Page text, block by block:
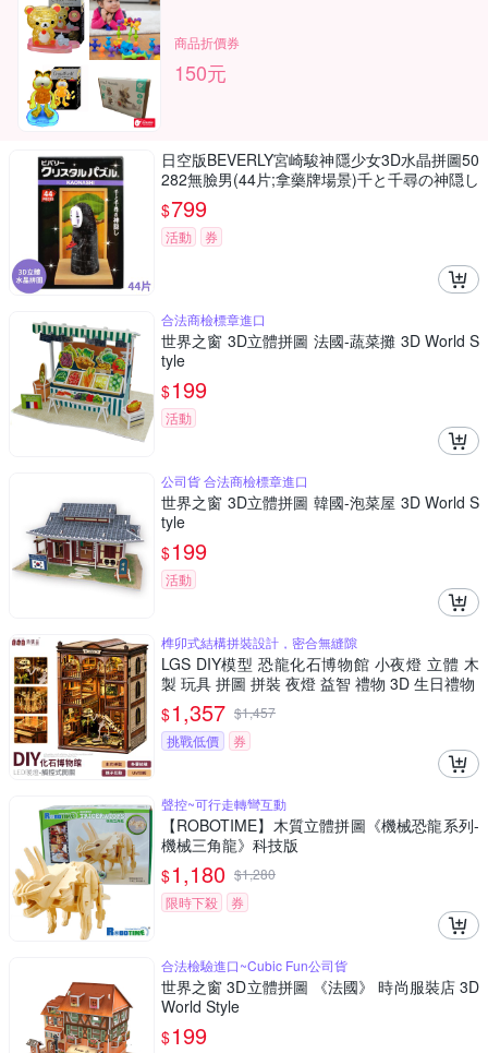
商品折價券
150元
日空版BEVERLY宮崎駿神隱少女3D水晶拼圖50
282無臉男(44片;拿藥牌場景)千と千尋の神隠し
吉卜力パズル療癒擺飾puzzle模型公仔
$799
活動 券
合法商檢標章進口
世界之窗 3D立體拼圖 法國-蔬菜攤 3D World S
tyle
$199
活動
公司貨 合法商檢標章進口
世界之窗 3D立體拼圖 韓國-泡菜屋 3D World S
tyle
$199
活動
榫卯式結構拼裝設計，密合無縫隙
LGS DIY模型 恐龍化石博物館 小夜燈 立體 木
製 玩具 拼圖 拼裝 夜燈 益智 禮物 3D 生日禮物
$1,357 $1,457
挑戰低價
券
聲控~可行走轉彎互動
【ROBOTIME】木質立體拼圖《機械恐龍系列-
機械三角龍》科技版
$1,180 $1,280
限時下殺
券
合法檢驗進口~Cubic Fun公司貨
世界之窗 3D立體拼圖 《法國》 時尚服裝店 3D
World Style
$199